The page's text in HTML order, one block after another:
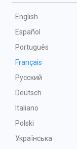
English
Español
Português
Français
Русский
Deutsch
Italiano
Polski
Українська